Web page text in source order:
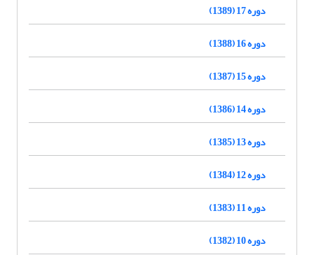
دوره 17 (1389)
دوره 16 (1388)
دوره 15 (1387)
دوره 14 (1386)
دوره 13 (1385)
دوره 12 (1384)
دوره 11 (1383)
دوره 10 (1382)